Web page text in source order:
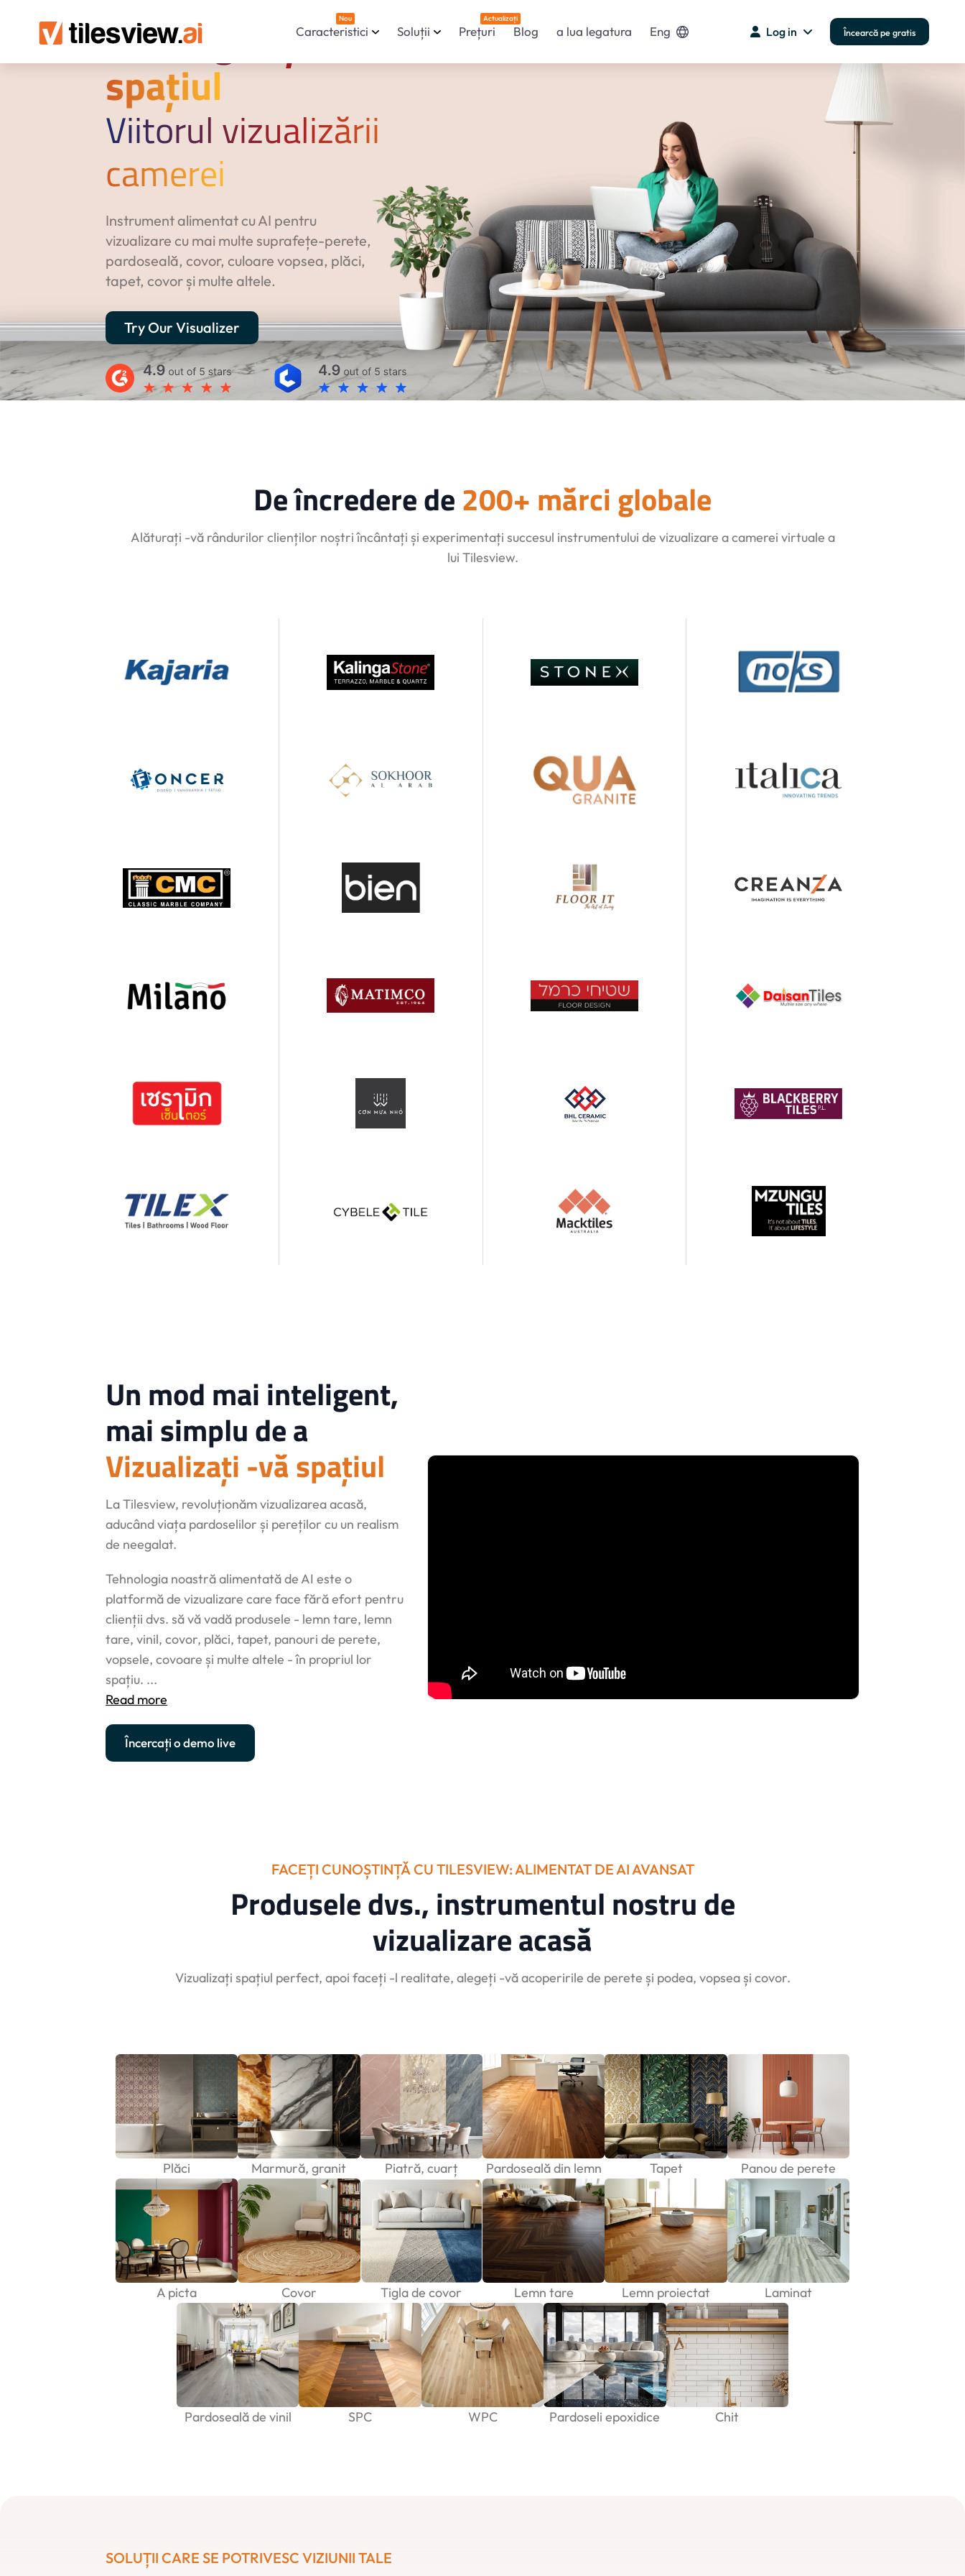
Caracteristici
Nou
Soluții Prețuri
Actualizați
Blog a lua legatura Eng Log in Încearcă pe gratis
Reimaginați -vă
spațiul
Viitorul vizualizării
camerei
Instrument alimentat cu AI pentru
vizualizare cu mai multe suprafețe-perete,
pardoseală, covor, culoare vopsea, plăci,
tapet, covor și multe altele.
Try Our Visualizer
De încredere de200+ mărci globale
Alăturați -vă rândurilor clienților noștri încântați și experimentați succesul instrumentului de vizualizare a camerei virtuale a
lui Tilesview.
Un mod mai inteligent,
mai simplu de a
Vizualizați -vă spațiul
La Tilesview, revoluționăm vizualizarea acasă,
aducând viața pardoselilor și pereților cu un realism
de neegalat.
Tehnologia noastră alimentată de AI este o
platformă de vizualizare care face fără efort pentru
clienții dvs. să vă vadă produsele - lemn tare, lemn
tare, vinil, covor, plăci, tapet, panouri de perete,
vopsele, covoare și multe altele - în propriul lor
spațiu. ...
Read more
Încercați o demo live
FACEȚI CUNOȘTINȚĂ CU TILESVIEW: ALIMENTAT DE AI AVANSAT
Produsele dvs., instrumentul nostru de
vizualizare acasă
Vizualizați spațiul perfect, apoi faceți -l realitate, alegeți -vă acoperirile de perete și podea, vopsea și covor.
Plăci Marmură, granit Piatră, cuarț Pardoseală din lemn Tapet Panou de perete
A picta Covor Tigla de covor Lemn tare Lemn proiectat Laminat
Pardoseală de vinil SPC WPC Pardoseli epoxidice Chit
SOLUȚII CARE SE POTRIVESC VIZIUNII TALE